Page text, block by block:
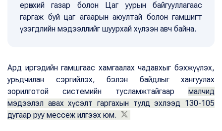
ерөнхий газар болон Цаг уурын байгууллагаас
гаргаж буй цаг агаарын аюултай болон гамшигт
үзэгдлийн мэдээллийг шуурхай хүлээн авч байна.
Ард иргэдийн гамшгаас хамгаалах чадавхыг бэхжүүлэх,
урьдчилан сэргийлэх, бэлэн байдлыг хангуулах
зорилготой системийн тусламжтайгаар малчид
мэдээлэл авах хүсэлт гаргахын тулд эхлээд 130-105
дугаар руу мессеж илгээх юм.